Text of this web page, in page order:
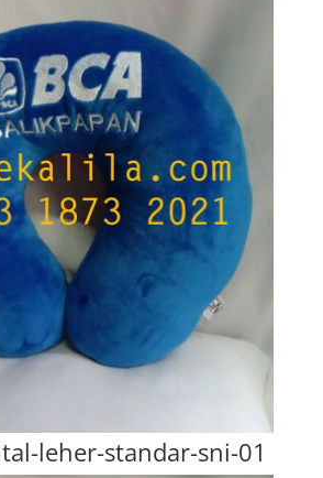
leher-standar-sni-01